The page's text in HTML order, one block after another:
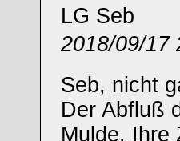
LG Seb
2018/09/17
Seb, nicht
Der Abfluß
Mulde. Ihre